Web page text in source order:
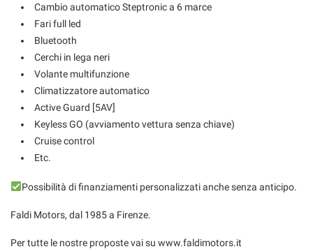
Cambio automatico Steptronic a 6 marce
Fari full led
Bluetooth
Cerchi in lega neri
Volante multifunzione
Climatizzatore automatico
Active Guard [5AV]
Keyless GO (avviamento vettura senza chiave)
Cruise control
Etc.
Possibilità di finanziamenti personalizzati anche senza anticipo.
Faldi Motors, dal 1985 a Firenze.
Per tutte le nostre proposte vai su www.faldimotors.it